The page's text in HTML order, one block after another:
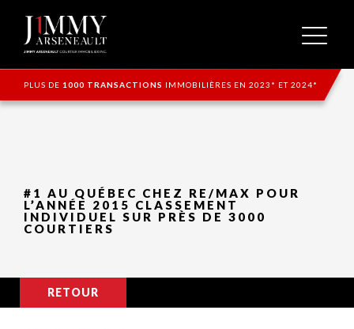
PLUS DE 1000 TRANSACTIONS IMMOBILIÈRES EN 2023* ET 2024*
#1 AU QUÉBEC CHEZ RE/MAX POUR
L’ANNÉE 2015 CLASSEMENT
INDIVIDUEL SUR PRÈS DE 3000
COURTIERS
RETOUR